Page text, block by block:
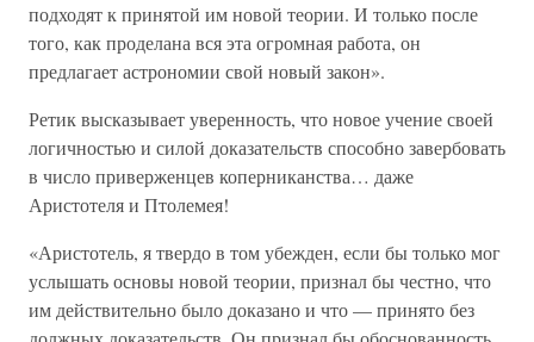
подходят к принятой им новой теории. И только после
того, как проделана вся эта огромная работа, он
предлагает астрономии свой новый закон».
Ретик высказывает уверенность, что новое учение своей
логичностью и силой доказательств способно завербовать
в число приверженцев коперниканства… даже
Аристотеля и Птолемея!
«Аристотель, я твердо в том убежден, если бы только мог
услышать основы новой теории, признал бы честно, что
им действительно было доказано и что — принято без